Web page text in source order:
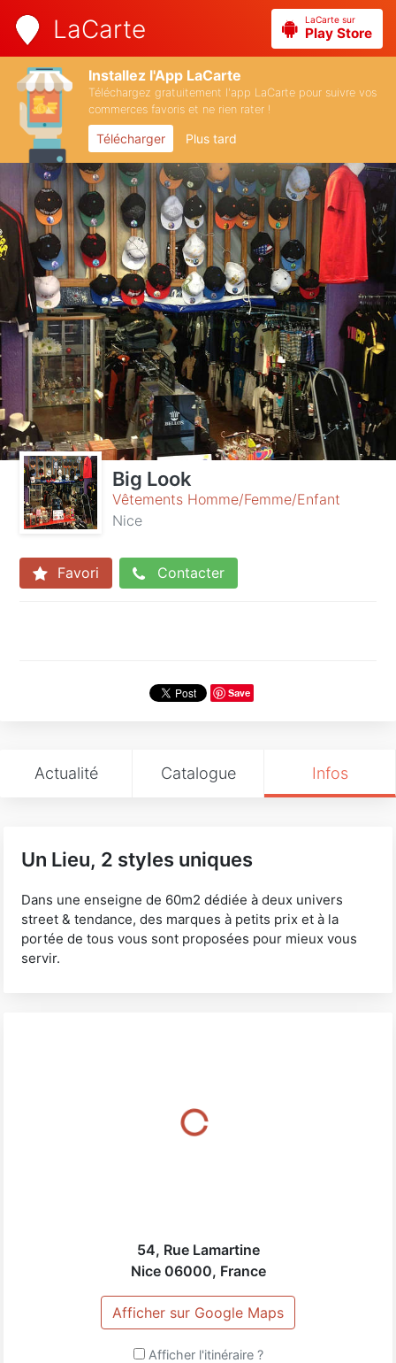
LaCarte LaCarte sur
Play Store
Installez l'App LaCarte
Téléchargez gratuitement l'app LaCarte pour suivre vos
commerces favoris et ne rien rater !
Télécharger Plus tard
Big Look
Vêtements Homme/Femme/Enfant
Nice
Favori Contacter
Save
Actualité Catalogue Infos
Un Lieu, 2 styles uniques
Dans une enseigne de 60m2 dédiée à deux univers
street & tendance, des marques à petits prix et à la
portée de tous vous sont proposées pour mieux vous
servir.
54, Rue Lamartine
Nice 06000, France
Afficher sur Google Maps
Afficher l'itinéraire ?